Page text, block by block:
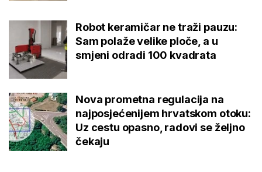
Robot keramičar ne traži pauzu:
Sam polaže velike ploče, a u
smjeni odradi 100 kvadrata
Nova prometna regulacija na
najposjećenijem hrvatskom otoku:
Uz cestu opasno, radovi se željno
čekaju